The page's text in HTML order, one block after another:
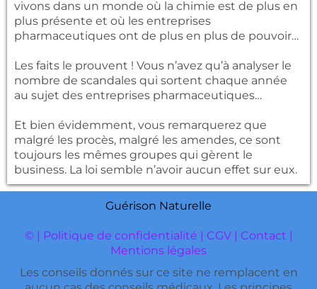
vivons dans un monde où la chimie est de plus en
plus présente et où les entreprises
pharmaceutiques ont de plus en plus de pouvoir…
Les faits le prouvent ! Vous n’avez qu’à analyser le
nombre de scandales qui sortent chaque année
au sujet des entreprises pharmaceutiques…
Et bien évidemment, vous remarquerez que
malgré les procès, malgré les amendes, ce sont
toujours les mêmes groupes qui gèrent le
business. La loi semble n’avoir aucun effet sur eux.
Guérison Naturelle
© | Politique de confidentialité CGV| Contact
Mentions légales
Les conseils donnés sur ce site ne remplacent en